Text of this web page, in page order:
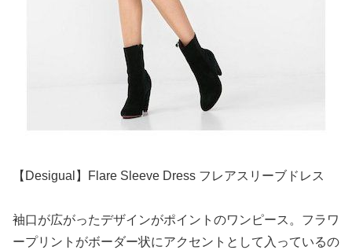
【Desigual】Flare Sleeve Dress フレアスリーブドレス
袖口が広がったデザインがポイントのワンピース。フラワ
ープリントがボーダー状にアクセントとして入っているの